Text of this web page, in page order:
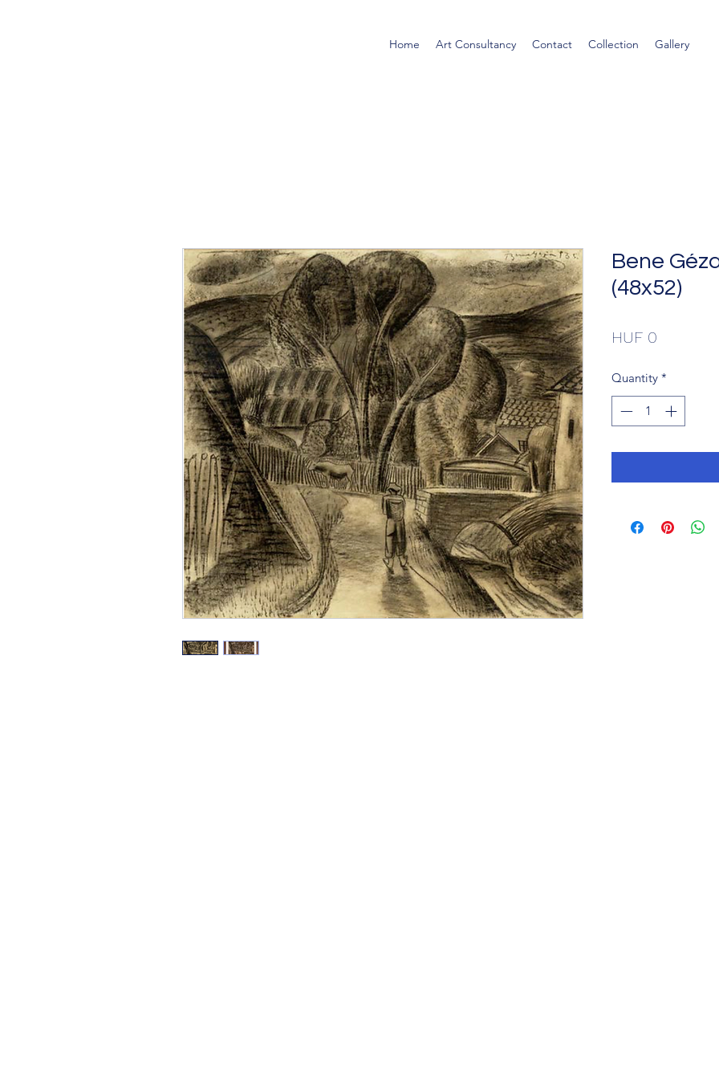
Home Art Consultancy Contact Collection Gallery
Bene
(48x52)
HUF 0
Quantity *